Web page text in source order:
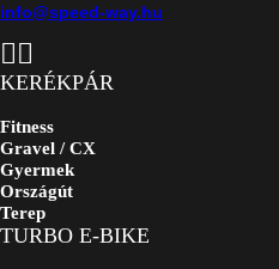
info@speed-way.hu
KERÉKPÁR
Fitness
Gravel / CX
Gyermek
Országút
Terep
TURBO E-BIKE